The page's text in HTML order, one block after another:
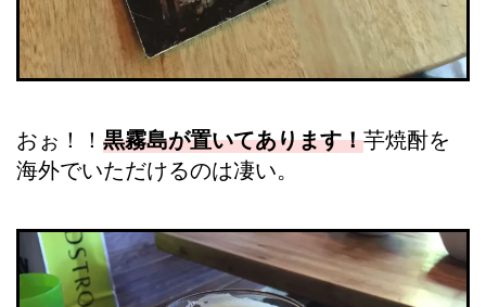
おぉ！！ 黒霧島が置いてあります！芋焼酎を
海外でいただけるのは凄い。